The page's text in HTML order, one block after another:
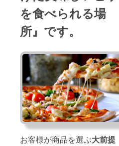
を食べられる場
所』です。
お客様が商品を選ぶ大前提